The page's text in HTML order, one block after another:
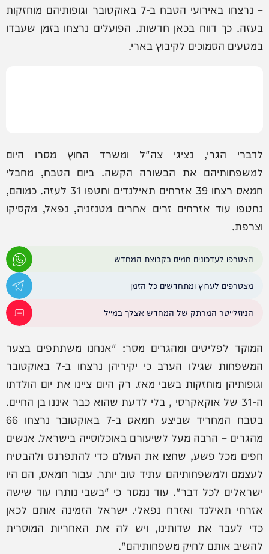
– נרצחו באירועי הטבח ב-7 באוקטובר וגופותיהם מוחזקות
בעזה. כך דווח בכאן חדשות. הפועלים נרצחו בזמן שעבדו
במטעים הסמוכים לקיבוץ בארי.
לדברי הגרי, נציגי צה"ל ומשרד החוץ מסרו היום
למשפחותיהם את הבשורה הקשה. ביום הטבח, מחבלי
חמאס רצחו 39 אזרחים תאילנדים וחטפו 31 לעזה. כמוהם,
נחטפו עוד אזרחים זרים אחרים מטנזניה, נפאל, מקסיקו
וצרפת.
הצטרפו לעדכונים חמים בקבוצת המחדש
מצטרפים לערוץ ומתחדשים כל הזמן
הניוזלייטר המרתק של המחדש אצלך במייל
המוקד לפליטים ומהגרים מסר: "אנחנו משתתפים בצער
המשפחות שגילו הערב כי יקיריהן נרצחו ב-7 באוקטובר
וגופותיהן מוחזקות בשבי מאז. רק היום ציינו את יום הולדתו
ה-31 של אוקאקרסי , בלי לדעת שהוא כבר איננו בן החיים.
בטבח המחריד שביצע חמאס ב-7 באוקטובר נרצחו 66
מהגרים – הרבה מעל לשיעורם באוכלוסייה בישראל. אנשים
חפים מכל פשע, שחצו את העולם כדי להתפרנס ולהבטיח
לעצמם ולמשפחותיהם עתיד טוב יותר. עבור חמאס, הם היו
ישראלים לכל דבר". עוד נמסר כי "בשבי נותרו עוד שישה
אזרחי תאילנד ואזרח נפאלי. ישראל הזמינה אותם לכאן
כדי לעבד את שדותינו, ויש לה את האחריות המוסרית
להשיב אותם לחיק משפחותיהם".